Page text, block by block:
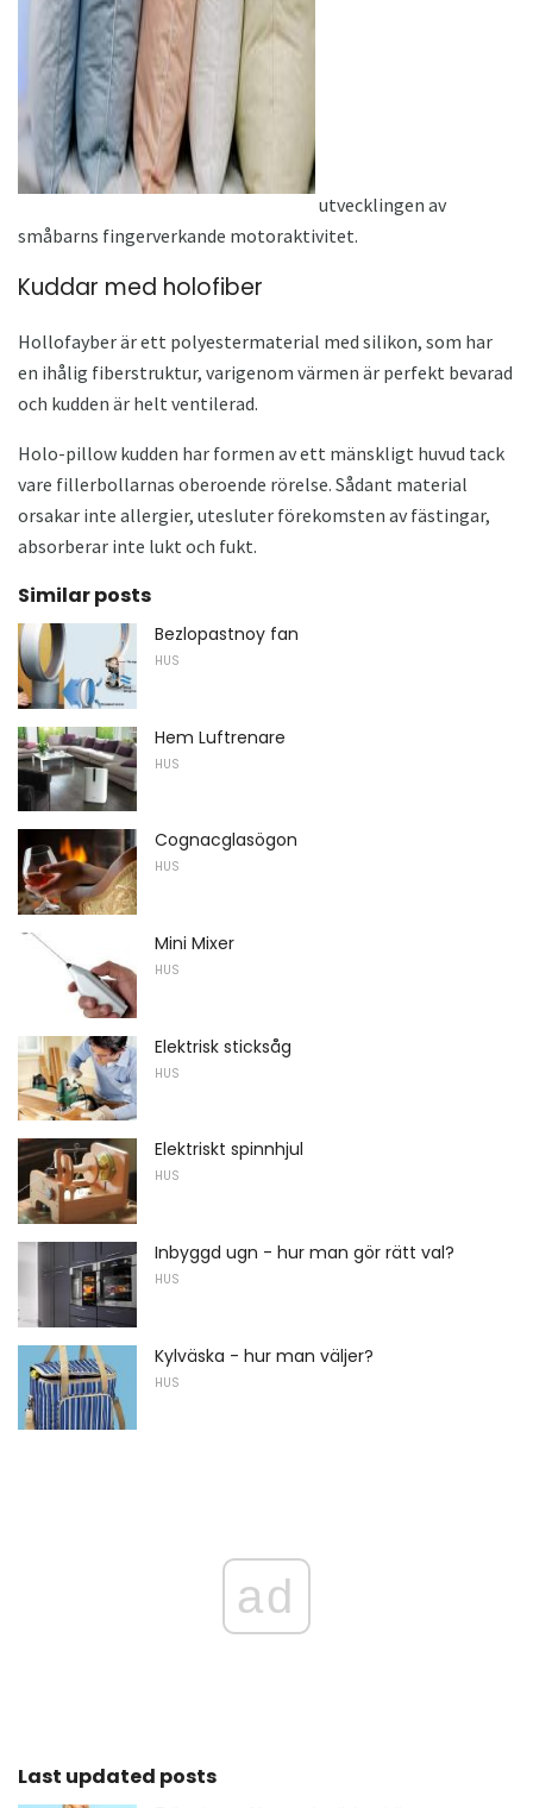
utvecklingen av
småbarns fingerverkande motoraktivitet.
Kuddar med holofiber
Hollofayber är ett polyestermaterial med silikon, som har
en ihålig fiberstruktur, varigenom värmen är perfekt bevarad
och kudden är helt ventilerad.
Holo-pillow kudden har formen av ett mänskligt huvud tack
vare fillerbollarnas oberoende rörelse. Sådant material
orsakar inte allergier, utesluter förekomsten av fästingar,
absorberar inte lukt och fukt.
Similar posts
Bezlopastnoy fan
HUS
Hem Luftrenare
HUS
Cognacglasögon
HUS
Mini Mixer
HUS
Elektrisk sticksåg
HUS
Elektriskt spinnhjul
HUS
Inbyggd ugn - hur man gör rätt val?
HUS
Kylväska - hur man väljer?
HUS
ad
Last updated posts